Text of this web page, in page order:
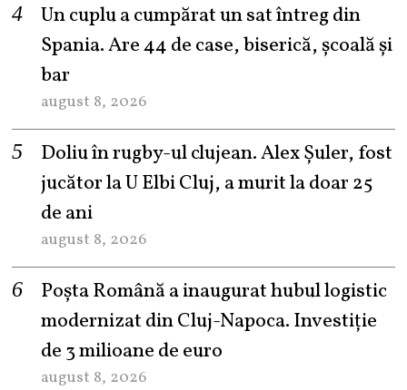
Un cuplu a cumpărat un sat întreg din
Spania. Are 44 de case, biserică, școală și
bar
august 8, 2026
Doliu în rugby-ul clujean. Alex Șuler, fost
jucător la U Elbi Cluj, a murit la doar 25
de ani
august 8, 2026
Poșta Română a inaugurat hubul logistic
modernizat din Cluj-Napoca. Investiție
de 3 milioane de euro
august 8, 2026